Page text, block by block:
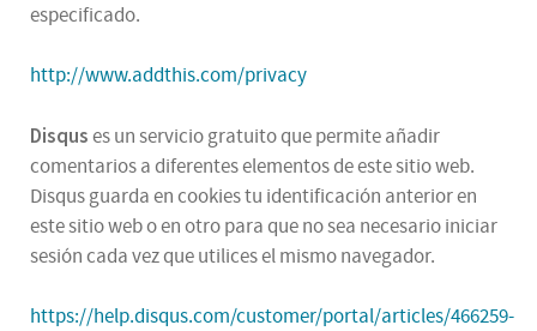
especificado.
http://www.addthis.com/privacy
Disquses un servicio gratuito que permite añadir
comentarios a diferentes elementos de este sitio web.
Disqus guarda en cookies tu identificación anterior en
este sitio web o en otro para que no sea necesario iniciar
sesión cada vez que utilices el mismo navegador.
https://help.disqus.com/customer/portal/articles/466259-